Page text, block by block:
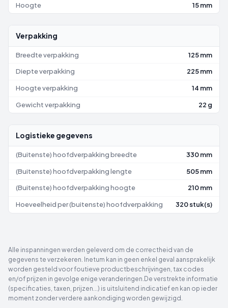
Hoogte 15 mm
Verpakking
Breedte verpakking 125 mm
Diepte verpakking 225 mm
Hoogte verpakking 14 mm
Gewicht verpakking 22 g
Logistieke gegevens
(Buitenste) hoofdverpakking breedte 330 mm
(Buitenste) hoofdverpakking lengte 505 mm
(Buitenste) hoofdverpakking hoogte 210 mm
Hoeveelheid per (buitenste) hoofdverpakking 320 stuk(s)
Alle inspanningen werden geleverd om de correctheid van de
gegevens te verzekeren. Inetum kan in geen enkel geval aansprakelijk
worden gesteld voor foutieve productbeschrijvingen, tax codes
en/of prijzen in gevolge enige veranderingen.De verstrekte informatie
(specificaties, taxen, prijzen...) is uitsluitend indicatief en kan op ieder
moment zonder verdere aankondiging worden gewijzigd.